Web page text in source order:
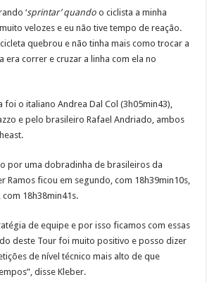
‘sprintar’ quandoo ciclista a minha
velozes e eu não tive tempo de reação.
quebrou e não tinha mais como trocar a
era correr e cruzar a linha com ela no
foi o italiano Andrea Dal Col (3h05min43),
e pelo brasileiro Rafael Andriado, ambos
por uma dobradinha de brasileiros da
Ramos ficou em segundo, com 18h39min10s,
18h38min41s.
de equipe e por isso ficamos com essas
deste Tour foi muito positivo e posso dizer
de nível técnico mais alto de que
disse Kleber.